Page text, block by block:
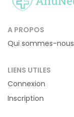
A PROPOS
Qui sommes-nous
LIENS UTILES
Connexion
Inscription